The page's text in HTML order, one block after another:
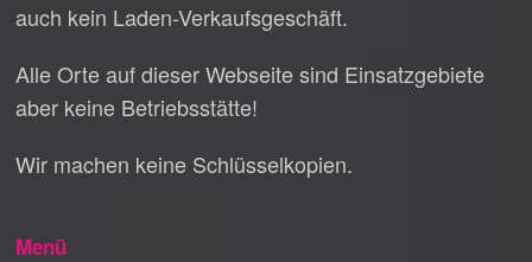
auch kein Laden-Verkaufsgeschäft.
Alle Orte auf dieser Webseite sind Einsatzgebiete
aber keine Betriebsstätte!
Wir machen keine Schlüsselkopien.
Menü